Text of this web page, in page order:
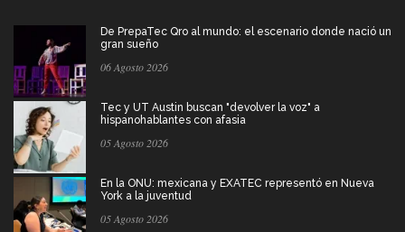
De PrepaTec Qro al mundo: el escenario donde nació un
gran sueño
06 Agosto 2026
Tec y UT Austin buscan "devolver la voz" a
hispanohablantes con afasia
05 Agosto 2026
En la ONU: mexicana y EXATEC representó en Nueva
York a la juventud
05 Agosto 2026